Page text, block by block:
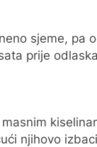
sjeme,
prije
njihovo